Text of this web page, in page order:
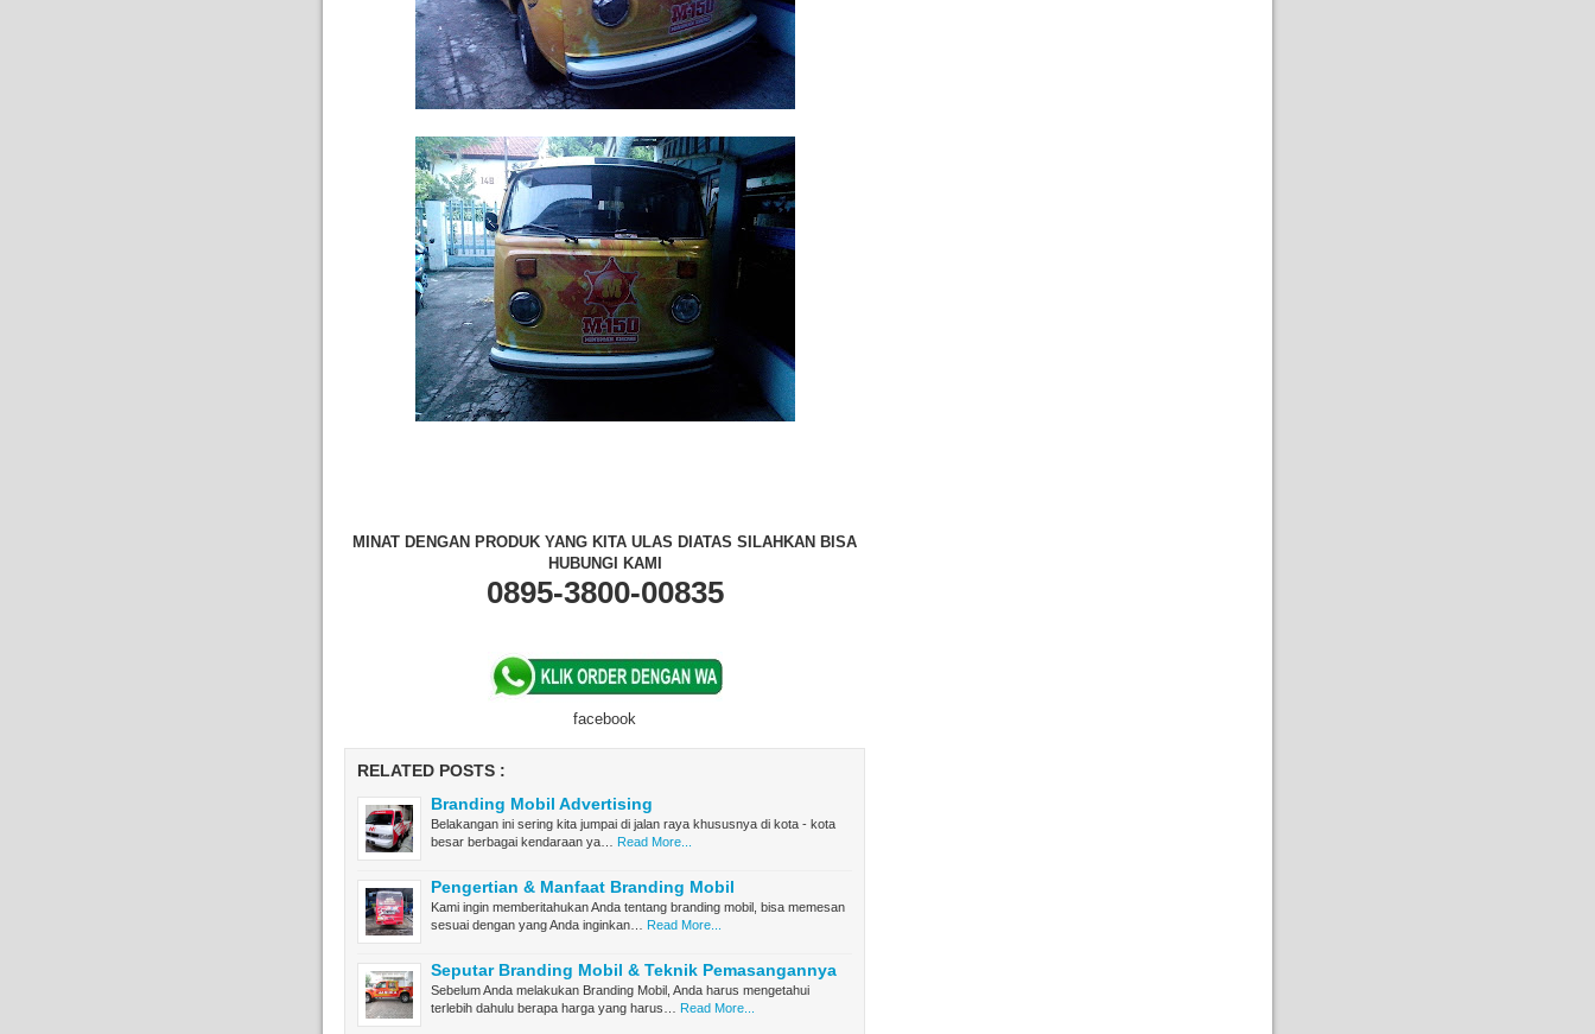
MINAT DENGAN PRODUK YANG KITA ULAS DIATAS SILAHKAN BISA
HUBUNGI KAMI
0895-3800-00835
facebook
RELATED POSTS :
Branding Mobil Advertising
Belakangan ini sering kita jumpai di jalan raya khususnya di kota - kota
besar berbagai kendaraan ya…
Read More...
Pengertian & Manfaat Branding Mobil
Kami ingin memberitahukan Anda tentang branding mobil, bisa memesan
sesuai dengan yang Anda inginkan…
Read More...
Seputar Branding Mobil & Teknik Pemasangannya
Sebelum Anda melakukan Branding Mobil, Anda harus mengetahui
terlebih dahulu berapa harga yang harus…
Read More...